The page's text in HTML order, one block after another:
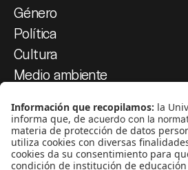
Género
Política
Cultura
Medio ambiente
Ciudad
Movilización social